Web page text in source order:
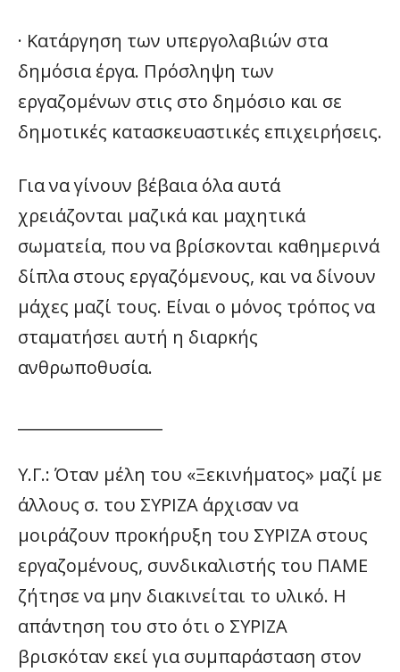
· Κατάργηση των υπεργολαβιών στα
δημόσια έργα. Πρόσληψη των
εργαζομένων στις στο δημόσιο και σε
δημοτικές κατασκευαστικές επιχειρήσεις.
Για να γίνουν βέβαια όλα αυτά
χρειάζονται μαζικά και μαχητικά
σωματεία, που να βρίσκονται καθημερινά
δίπλα στους εργαζόμενους, και να δίνουν
μάχες μαζί τους. Είναι ο μόνος τρόπος να
σταματήσει αυτή η διαρκής
ανθρωποθυσία.
Υ.Γ.: Όταν μέλη του «Ξεκινήματος» μαζί με
άλλους σ. του ΣΥΡΙΖΑ άρχισαν να
μοιράζουν προκήρυξη του ΣΥΡΙΖΑ στους
εργαζομένους, συνδικαλιστής του ΠΑΜΕ
ζήτησε να μην διακινείται το υλικό. Η
απάντηση του στο ότι ο ΣΥΡΙΖΑ
βρισκόταν εκεί για συμπαράσταση στον